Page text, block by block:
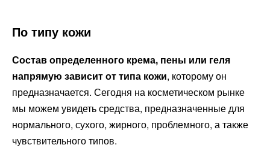
По типу кожи
Состав определенного крема, пены или геля
напрямую зависит от типа кожи, которому он
предназначается. Сегодня на косметическом рынке
мы можем увидеть средства, предназначенные для
нормального, сухого, жирного, проблемного, а также
чувствительного типов.